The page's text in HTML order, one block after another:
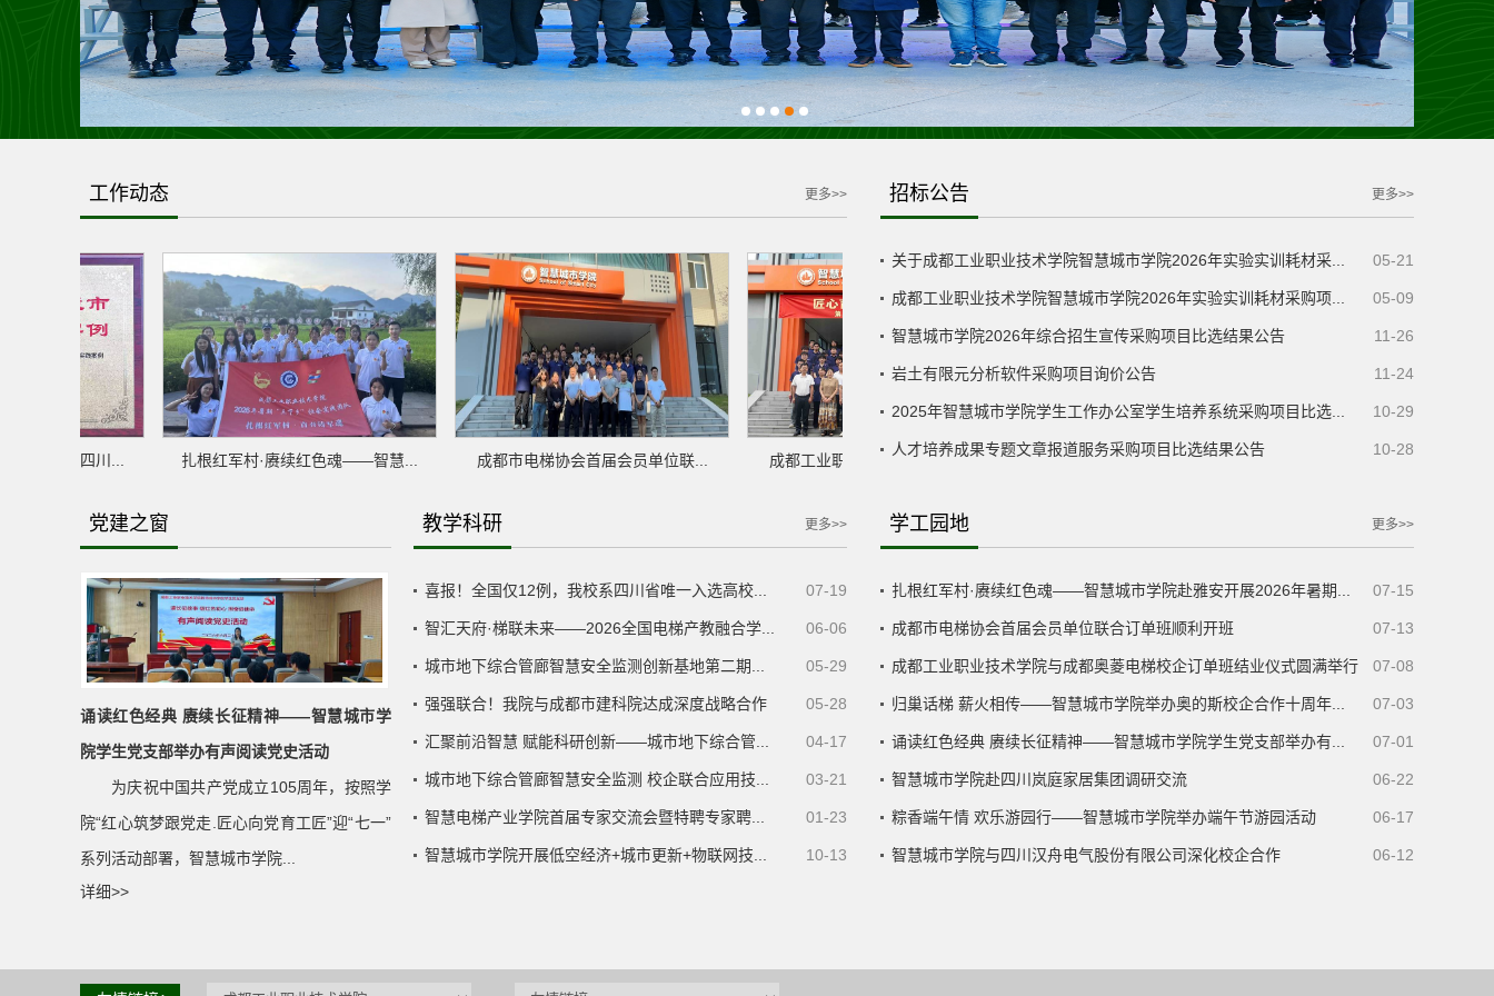
>
工作动态 更多>>
我校系四川... 扎根红军村·赓续红色魂——智慧... 成都市电梯协会首届会员单位联... 成都工业职业技术学院与成都奥... 归巢话梯 薪火相传——智慧城市... 诵读红色经典 赓续
招标公告 更多>>
关于成都工业职业技术学院智慧城市学院2026年实验实训耗材采... 05-21
成都工业职业技术学院智慧城市学院2026年实验实训耗材采购项... 05-09
智慧城市学院2026年综合招生宣传采购项目比选结果公告 11-26
岩土有限元分析软件采购项目询价公告 11-24
2025年智慧城市学院学生工作办公室学生培养系统采购项目比选... 10-29
人才培养成果专题文章报道服务采购项目比选结果公告 10-28
党建之窗
诵读红色经典 赓续长征精神——智慧城市学
院学生党支部举办有声阅读党史活动
为庆祝中国共产党成立105周年，按照学
院“红心筑梦跟党走.匠心向党育工匠”迎“七一”
系列活动部署，智慧城市学院...
详细>>
教学科研 更多>>
喜报！全国仅12例，我校系四川省唯一入选高校... 07-19
智汇天府·梯联未来——2026全国电梯产教融合学... 06-06
城市地下综合管廊智慧安全监测创新基地第二期... 05-29
强强联合！我院与成都市建科院达成深度战略合作 05-28
汇聚前沿智慧 赋能科研创新——城市地下综合管... 04-17
城市地下综合管廊智慧安全监测 校企联合应用技... 03-21
智慧电梯产业学院首届专家交流会暨特聘专家聘... 01-23
智慧城市学院开展低空经济+城市更新+物联网技... 10-13
学工园地 更多>>
扎根红军村·赓续红色魂——智慧城市学院赴雅安开展2026年暑期... 07-15
成都市电梯协会首届会员单位联合订单班顺利开班 07-13
成都工业职业技术学院与成都奥菱电梯校企订单班结业仪式圆满举行 07-08
归巢话梯 薪火相传——智慧城市学院举办奥的斯校企合作十周年... 07-03
诵读红色经典 赓续长征精神——智慧城市学院学生党支部举办有... 07-01
智慧城市学院赴四川岚庭家居集团调研交流 06-22
粽香端午情 欢乐游园行——智慧城市学院举办端午节游园活动 06-17
智慧城市学院与四川汉舟电气股份有限公司深化校企合作 06-12